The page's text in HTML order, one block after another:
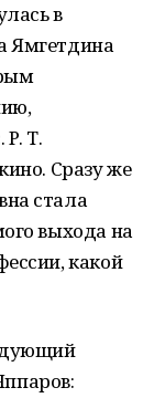
в
Ямгетдина
Т.
Сразу же
стала
выхода на
какой